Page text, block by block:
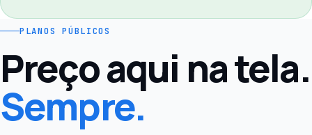
PLANOS PÚBLICOS
Preço aqui na tela.
Sempre.